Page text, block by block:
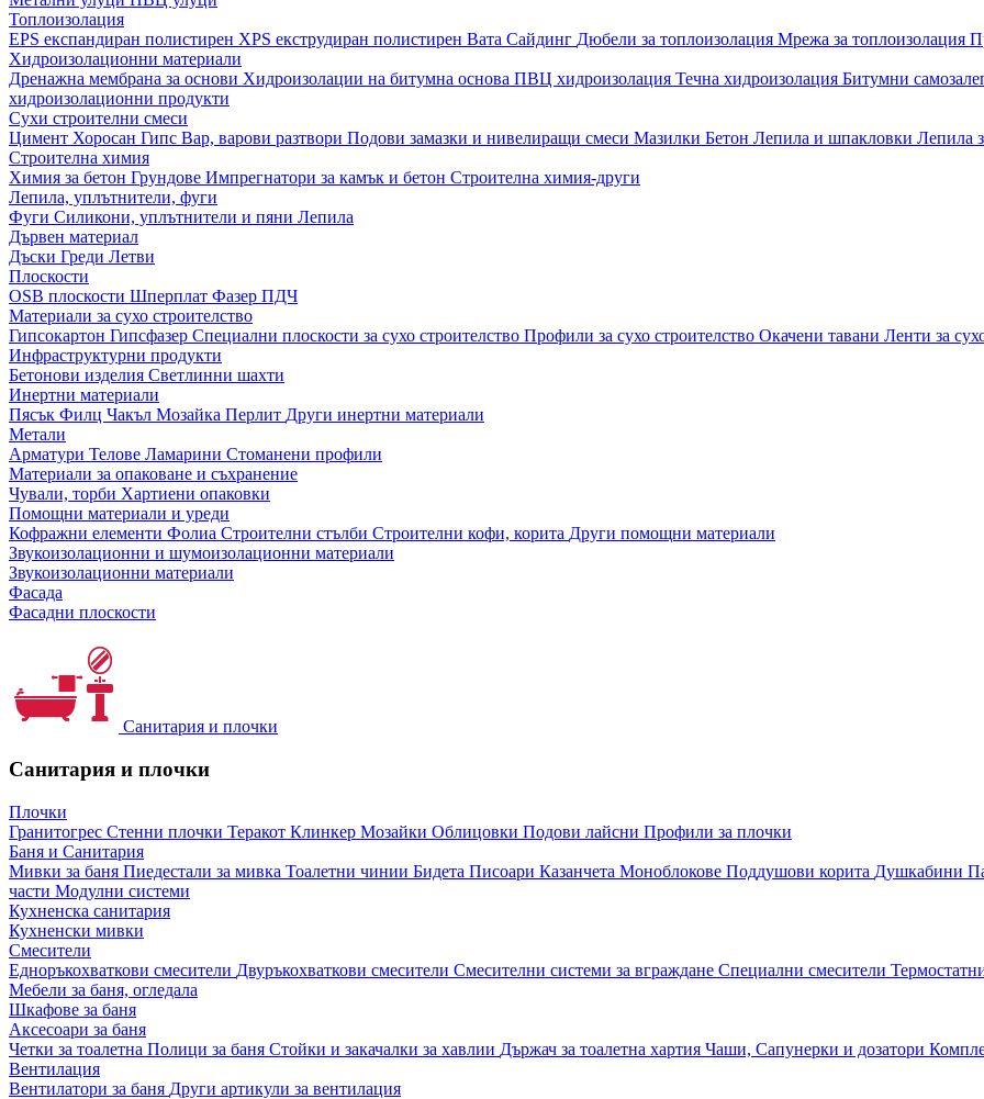
Топлоизолация
EPS експандиран полистирен XPS екструдиран полистирен Вата Сайдинг Дюбели за топлоизолация Мрежа за топлоизолация
Хидроизолационни материали
Дренажна мембрана за основи Хидроизолации на битумна основа ПВЦ хидроизолация Течна хидроизолация Битумни
хидроизолационни продукти
Сухи строителни смеси
Цимент Хоросан Гипс Вар, варови разтвори Подови замазки и нивелиращи смеси Мазилки Бетон Лепила и шпакловки Лепила
Строителна химия
Химия за бетон Грундове Импрегнатори за камък и бетон Строителна химия-други
Лепила, уплътнители, фуги
Фуги Силикони, уплътнители и пяни Лепила
Дървен материал
Дъски Греди Летви
Плоскости
OSB плоскости Шперплат Фазер ПДЧ
Материали за сухо строителство
Гипсокартон Гипсфазер Специални плоскости за сухо строителство Профили за сухо строителство Окачени тавани Ленти за
Инфраструктурни продукти
Бетонови изделия Светлинни шахти
Инертни материали
Пясък Филц Чакъл Мозайкa Перлит Други инертни материали
Метали
Арматури Телове Ламарини Стоманени профили
Материали за опаковане и съхранение
Чували, торби Хартиени опаковки
Помощни материали и уреди
Кофражни елементи Фолиа Строителни стълби Строителни кофи, корита Други помощни материали
Звукоизолационни и шумоизолационни материали
Звукоизолационни материали
Фасада
Фасадни плоскости
Санитария и плочки
Санитария и плочки
Плочки
Гранитогрес Стенни плочки Теракот Клинкер Мозайки Облицовки Подови лайсни Профили за плочки
Баня и Санитария
Мивки за баня Пиедестали за мивка Тоалетни чинии Бидета Писоари Казанчета Моноблокове Поддушови корита Душкабини
части Модулни системи
Кухненска санитария
Кухненски мивки
Смесители
Едноръкохваткови смесители Двуръкохваткови смесители Смесителни системи за вграждане Специални смесители
Мебели за баня, огледала
Шкафове за баня
Аксесоари за баня
Четки за тоалетна Полици за баня Стойки и закачалки за хавлии Държач за тоалетна хартия Чаши, Сапунерки и дозатори
Вентилация
Вентилатори за баня Други артикули за вентилация